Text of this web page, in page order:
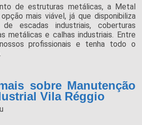
de estruturas metálicas, a Metal
mais viável, já que disponibiliza
escadas industriais, coberturas
metálicas e calhas industriais. Entre
profissionais e tenha todo o
sobre Manutenção
Vila Réggio